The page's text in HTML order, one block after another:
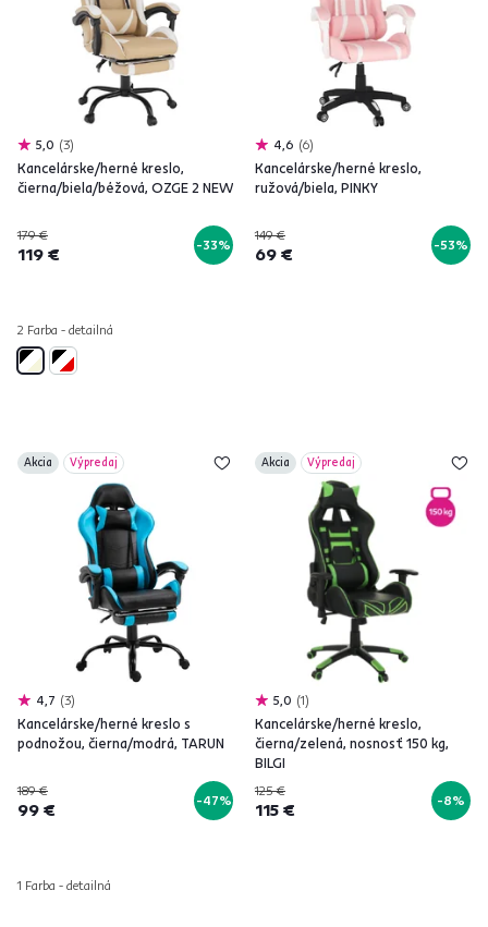
5,0 3
Kancelárske/herné kreslo,
čierna/biela/béžová, OZGE 2 NEW
179 €
119 € -33%
2 Farba - detailná
4,6 6
Kancelárske/herné kreslo,
ružová/biela, PINKY
149 €
69 € -53%
Akcia Výpredaj
4,7 3
Kancelárske/herné kreslo s
podnožou, čierna/modrá, TARUN
189 €
99 € -47%
1 Farba - detailná
Akcia Výpredaj
5,0 1
Kancelárske/herné kreslo,
čierna/zelená, nosnosť 150 kg,
BILGI
125 €
115 € -8%